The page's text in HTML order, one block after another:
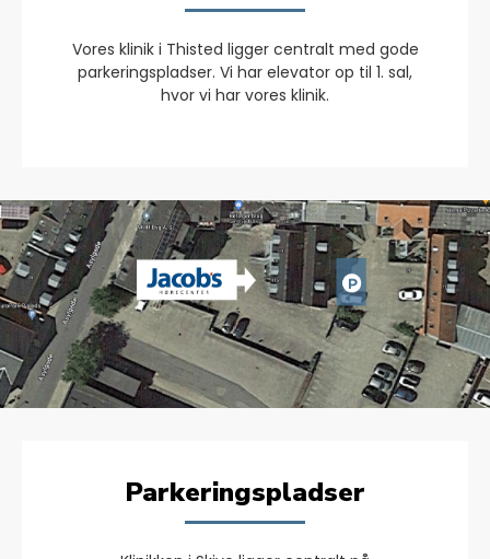
Vores klinik i Thisted ligger centralt med gode
parkeringspladser. Vi har elevator op til 1. sal,
hvor vi har vores klinik.
Parkeringspladser